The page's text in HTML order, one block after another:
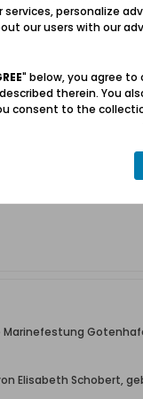
von Wilhelm
Den Volksbund
oder
wie aus vielen
nun schon auf
vielen Dank
Marinefestung
Elisabeth Schobert, geb.
services, personalize
our users with our
" below, you agree to
therein. You
consent to the